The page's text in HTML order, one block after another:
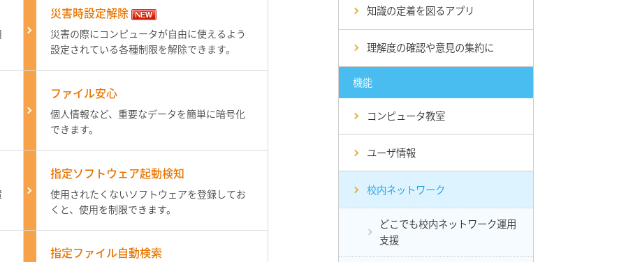
災害時設定解除
災害の際にコンピュータが自由に使えるよう
設定されている各種制限を解除できます。
ファイル安心
個人情報など、重要なデータを簡単に暗号化
できます。
指定ソフトウェア起動検知
使用されたくないソフトウェアを登録してお
くと、使用を制限できます。
指定ファイル自動検索
知識の定着を図るアプリ
理解度の確認や意見の集約に
機能
コンピュータ教室
ユーザ情報
校内ネットワーク
どこでも校内ネットワーク運用
支援